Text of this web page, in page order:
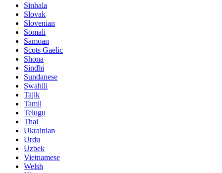
Sinhala
Slovak
Slovenian
Somali
Samoan
Scots Gaelic
Shona
Sindhi
Sundanese
Swahili
Tajik
Tamil
Telugu
Thai
Ukrainian
Urdu
Uzbek
Vietnamese
Welsh